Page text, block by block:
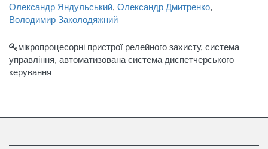
Олександр Яндульський, Олександр Дмитренко,
Володимир Заколодяжний
мікропроцесорні пристрої релейного захисту, система
управління, автоматизована система диспетчерського
керування